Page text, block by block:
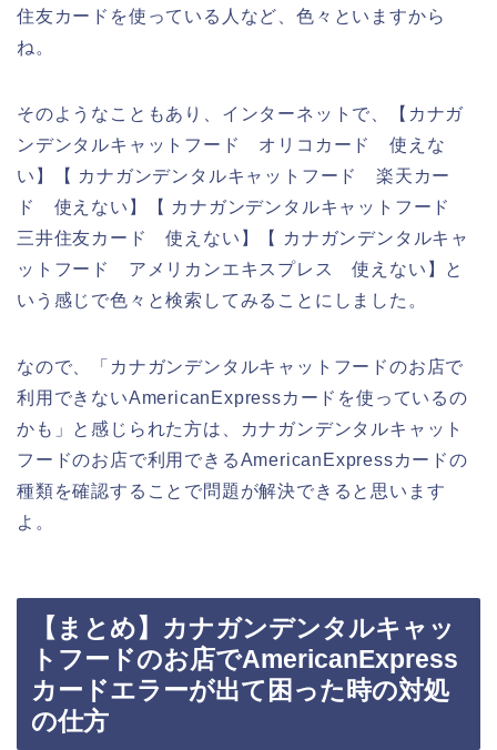
住友カードを使っている人など、色々といますから
ね。
そのようなこともあり、インターネットで、【カナガ
ンデンタルキャットフード オリコカード 使えな
い】【 カナガンデンタルキャットフード 楽天カー
ド 使えない】【 カナガンデンタルキャットフード
三井住友カード 使えない】【 カナガンデンタルキャ
ットフード アメリカンエキスプレス 使えない】と
いう感じで色々と検索してみることにしました。
なので、「カナガンデンタルキャットフードのお店で
利用できないAmericanExpressカードを使っているの
かも」と感じられた方は、カナガンデンタルキャット
フードのお店で利用できるAmericanExpressカードの
種類を確認することで問題が解決できると思います
よ。
【まとめ】カナガンデンタルキャッ
トフードのお店でAmericanExpress
カードエラーが出て困った時の対処
の仕方